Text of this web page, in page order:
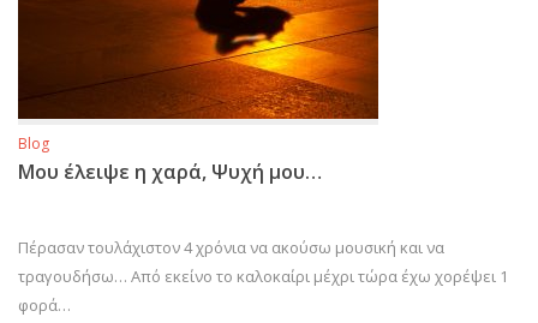
Blog
Μου έλειψε η χαρά, Ψυχή μου…
Πέρασαν τουλάχιστον 4 χρόνια να ακούσω μουσική και να
τραγουδήσω… Από εκείνο το καλοκαίρι μέχρι τώρα έχω χορέψει 1
φορά…